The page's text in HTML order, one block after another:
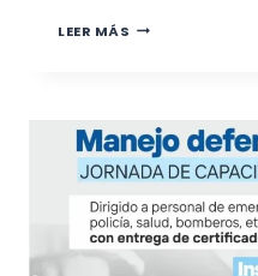
LEER MÁS APERTURA
COMPRA
DE
ELEMENTOS
PARA
EL
HOSPITAL
ECAY